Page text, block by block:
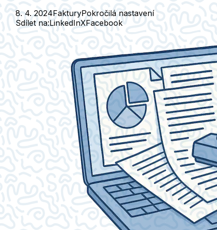
8. 4. 2024FakturyPokročilá nastavení
Sdílet na:LinkedInXFacebook